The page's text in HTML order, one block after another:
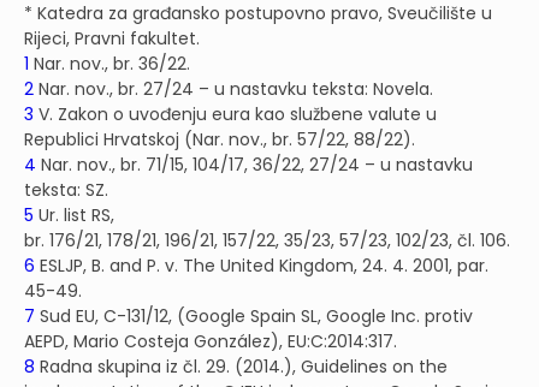
* Katedra za građansko postupovno pravo, Sveučilište u
Rijeci, Pravni fakultet.
1 Nar. nov., br. 36/22.
2 Nar. nov., br. 27/24 – u nastavku teksta: Novela.
3 V. Zakon o uvođenju eura kao službene valute u
Republici Hrvatskoj (Nar. nov., br. 57/22, 88/22).
4 Nar. nov., br. 71/15, 104/17, 36/22, 27/24 – u nastavku
teksta: SZ.
5 Ur. list RS,
br. 176/21, 178/21, 196/21, 157/22, 35/23, 57/23, 102/23, čl. 106.
6 ESLJP, B. and P. v. The United Kingdom, 24. 4. 2001, par.
45-49.
7 Sud EU, C-131/12, (Google Spain SL, Google Inc. protiv
AEPD, Mario Costeja González), EU:C:2014:317.
8 Radna skupina iz čl. 29. (2014.), Guidelines on the